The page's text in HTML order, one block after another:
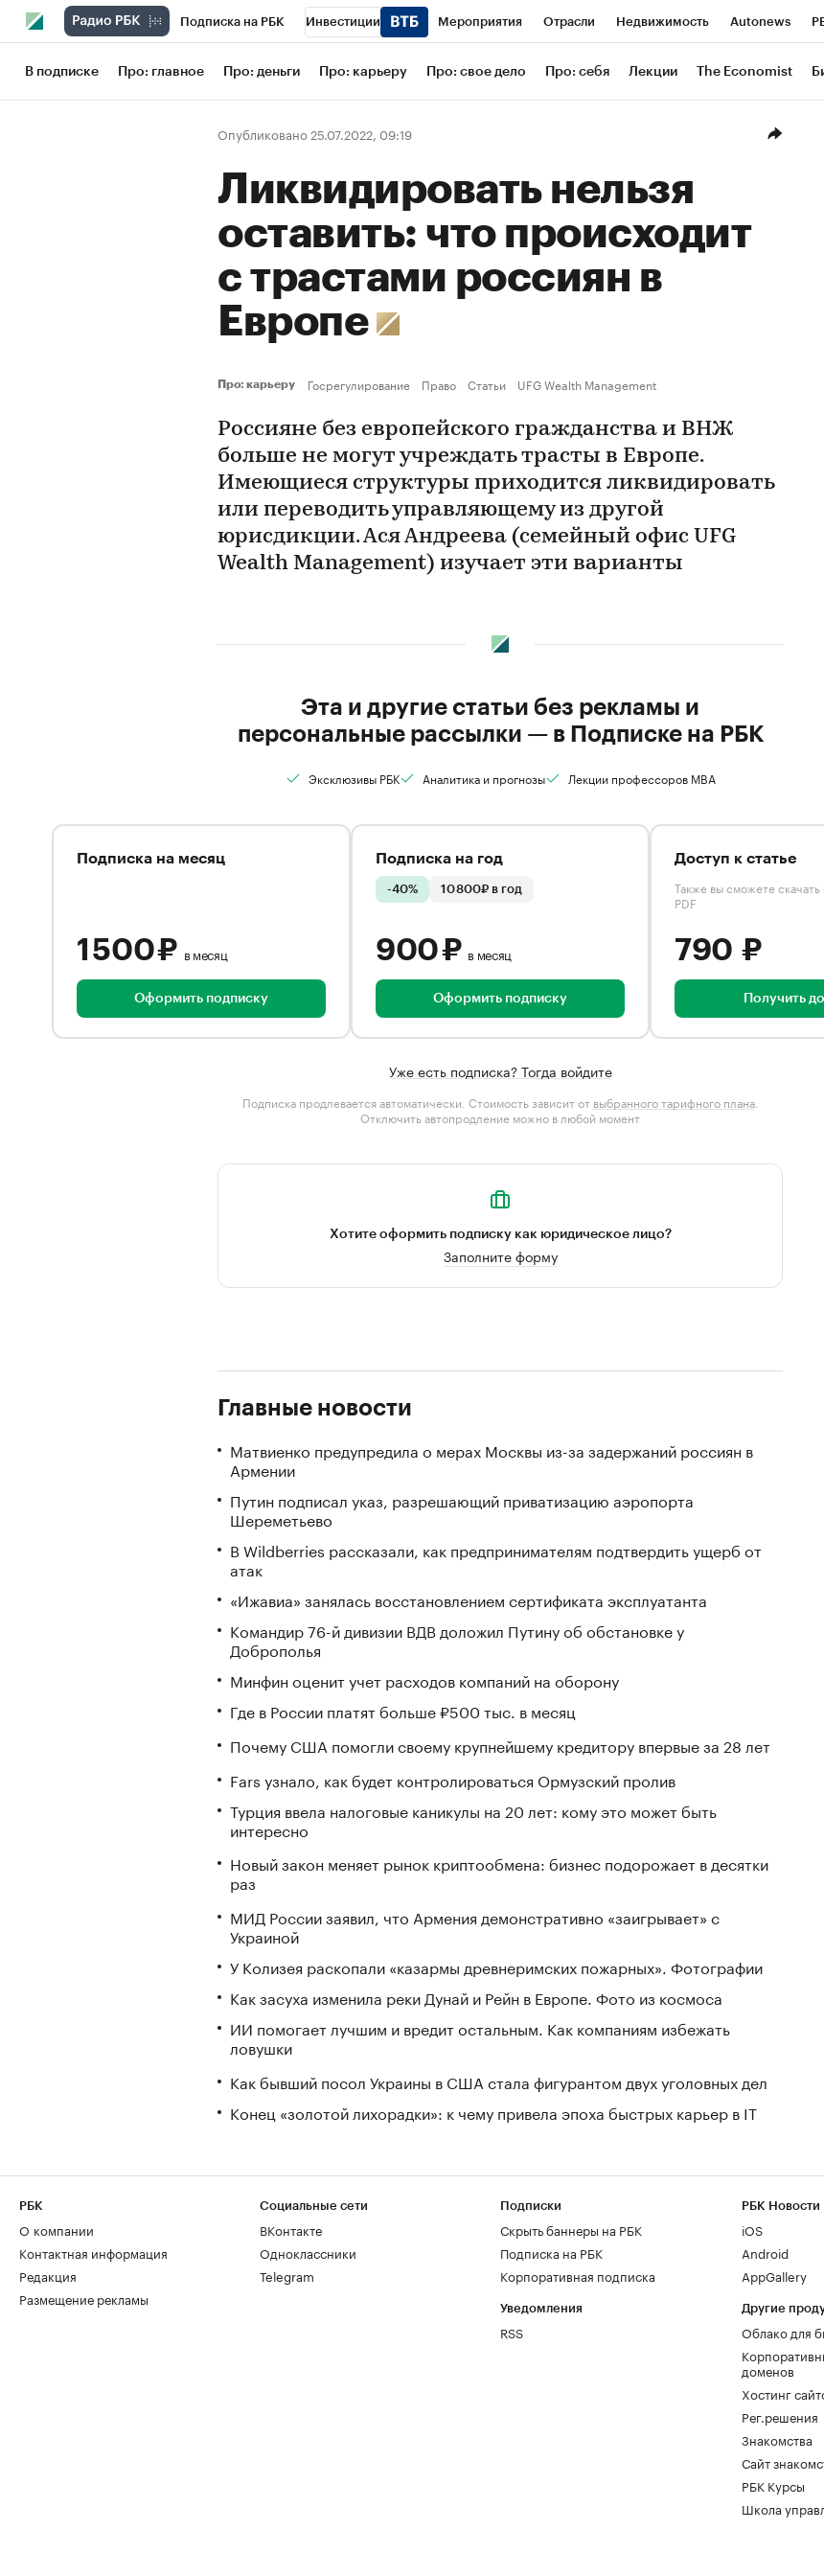
Подписка на РБК Инвестиции Мероприятия Отрасли Недвижимость Autonews
Школа управления РБК РБК Образование РБК Life Тренды Визионеры
Рынок наличной валюты
В подписке Про: главное Про: деньги Про: карьеру Про: свое дело Про: себя Лекции The Economist
Опубликовано 25.07.2022, 09:19
Ликвидировать нельзя
оставить: что происходит
с трастами россиян в
Европе
Про: карьеру Госрегулирование Право Статьи UFG Wealth Management
Россияне без европейского гражданства и ВНЖ
больше не могут учреждать трасты в Европе.
Имеющиеся структуры приходится ликвидировать
или переводить управляющему из другой
юрисдикции. Ася Андреева (семейный офис UFG
Wealth Management) изучает эти варианты
Эта и другие статьи без рекламы и
персональные рассылки — в Подписке на РБК
Эксклюзивы РБК Аналитика и прогнозы Лекции профессоров MBA
Подписка на месяц
1 500 ₽ в месяц
Оформить подписку
Подписка на год
-40% 10 800₽ в год
900 ₽ в месяц
Оформить подписку
Доступ к статье
Также вы сможете
PDF
790 ₽
Получить
Уже есть подписка? Тогда войдите
Подписка продлевается автоматически. Стоимость зависит от выбранного тарифного плана.
Отключить автопродление можно в любой момент
Хотите оформить подписку как юридическое лицо?
Заполните форму
Главные новости
Матвиенко предупредила о мерах Москвы из-за задержаний россиян в
Армении
Путин подписал указ, разрешающий приватизацию аэропорта
Шереметьево
В Wildberries рассказали, как предпринимателям подтвердить ущерб от
атак
«Ижавиа» занялась восстановлением сертификата эксплуатанта
Командир 76-й дивизии ВДВ доложил Путину об обстановке у
Доброполья
Минфин оценит учет расходов компаний на оборону
Где в России платят больше ₽500 тыс. в месяц
Почему США помогли своему крупнейшему кредитору впервые за 28 лет
Fars узнало, как будет контролироваться Ормузский пролив
Турция ввела налоговые каникулы на 20 лет: кому это может быть
интересно
Новый закон меняет рынок криптообмена: бизнес подорожает в десятки
раз
МИД России заявил, что Армения демонстративно «заигрывает» с
Украиной
У Колизея раскопали «казармы древнеримских пожарных». Фотографии
Как засуха изменила реки Дунай и Рейн в Европе. Фото из космоса
ИИ помогает лучшим и вредит остальным. Как компаниям избежать
ловушки
Как бывший посол Украины в США стала фигурантом двух уголовных дел
Конец «золотой лихорадки»: к чему привела эпоха быстрых карьер в IT
РБК
О компании
Контактная информация
Редакция
Размещение рекламы
Социальные сети
ВКонтакте
Одноклассники
Telegram
Подписки
Скрыть баннеры на РБК
Подписка на РБК
Корпоративная подписка
Уведомления
RSS
РБК Новости
iOS
Android
AppGallery
Другие
Облако для
доменов
Хостинг
Рег.решения
Знакомства
Сайт
РБК Курсы
Школа